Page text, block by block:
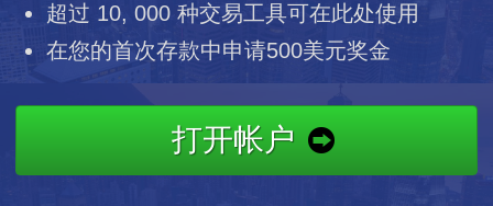
超过 10, 000 种交易工具可在此处使用
在您的首次存款中申请500美元奖金
打开帐户